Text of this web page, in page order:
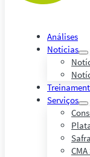
Análises
Notícias
Serviços